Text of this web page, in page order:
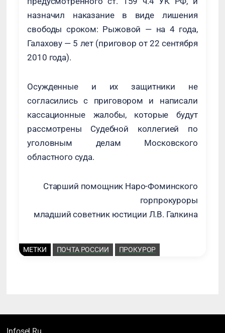
назначил наказание в виде лишения
свободы сроком: Рыжовой — на 4 года,
Галахову — 5 лет (приговор от 22 сентября
2010 года).
Осужденные и их защитники не
согласились с приговором и написали
кассационные жалобы, которые будут
рассмотрены Судебной коллегией по
уголовным делам Московского
областного суда.
Старший помощник Наро-Фоминского
горпрокуроры
младший советник юстиции Л.В. Галкина
МЕТКИ ПОЧТА РОССИИ ПРОКУРОР
Infosel.Ru